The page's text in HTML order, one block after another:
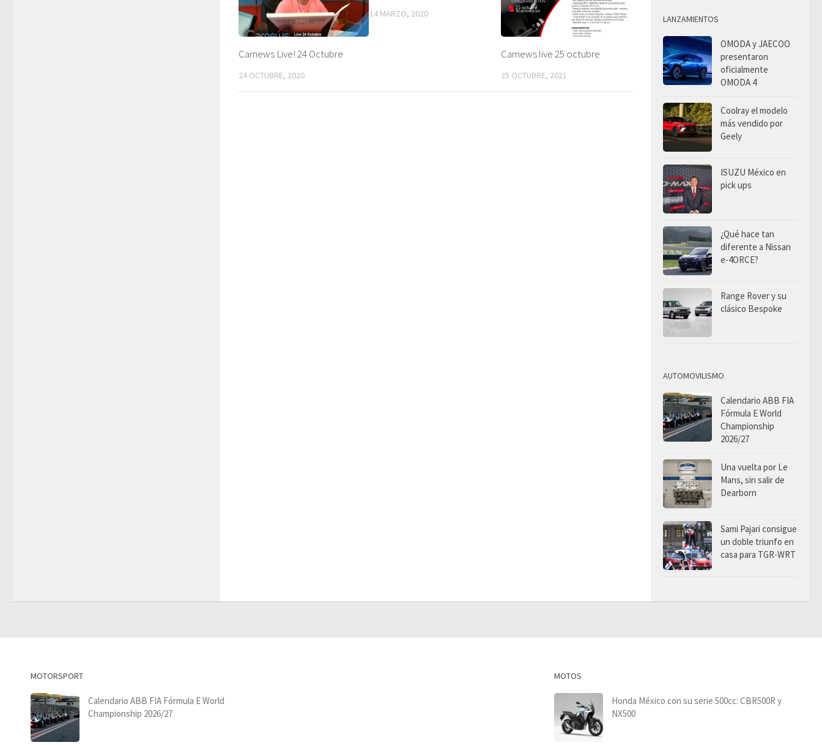
Carnews Live! 24 Octubre
24 OCTUBRE, 2020
14 MARZO, 2020
Carnews live 25 octubre
25 OCTUBRE, 2021
LANZAMIENTOS
OMODA y JAECOO
presentaron
oficialmente
OMODA 4
Coolray el modelo
más vendido por
Geely
ISUZU México en
pick ups
¿Qué hace tan
diferente a Nissan
e-4ORCE?
Range Rover y su
clásico Bespoke
AUTOMOVILISMO
Calendario ABB FIA
Fórmula E World
Championship
2026/27
Una vuelta por Le
Mans, sin salir de
Dearborn
Sami Pajari consigue
un doble triunfo en
casa para TGR-WRT
MOTORSPORT
Calendario ABB FIA Fórmula E World
Championship 2026/27
MOTOS
Honda México con su serie 500cc: CBR500R y
NX500